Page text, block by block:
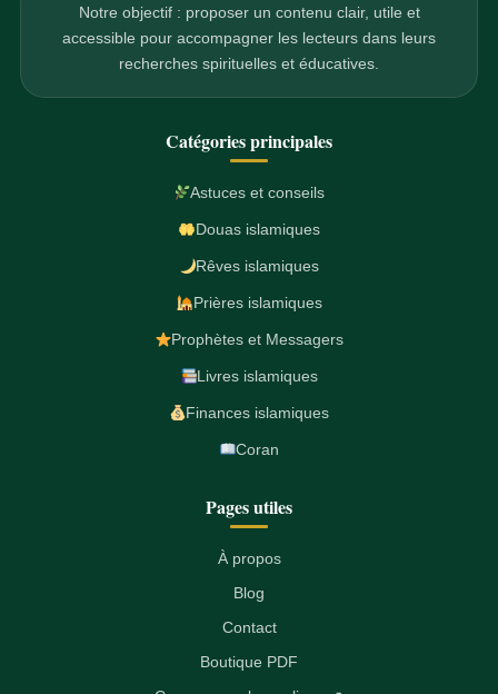
Notre objectif : proposer un contenu clair, utile et
accessible pour accompagner les lecteurs dans leurs
recherches spirituelles et éducatives.
Catégories principales
Astuces et conseils
Douas islamiques
Rêves islamiques
Prières islamiques
Prophètes et Messagers
Livres islamiques
Finances islamiques
Coran
Pages utiles
À propos
Blog
Contact
Boutique PDF